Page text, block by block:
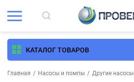
КАТАЛОГ ТОВАРОВ
Главная / Насосы и помпы / Другие насосы